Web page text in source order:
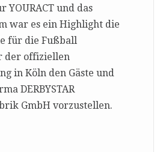
YOURACT und das
war es ein Highlight die
für die Fußball
der offiziellen
in Köln den Gäste und
DERBYSTAR
GmbH vorzustellen.